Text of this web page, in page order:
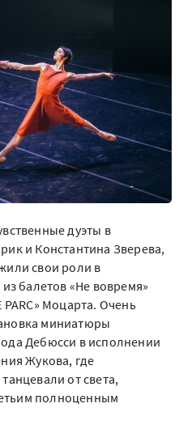
дуэты в
и Константина Зверева,
свои роли в
балетов «Не вовремя»
Моцарта. Очень
миниатюры
Дебюсси в исполнении
Жукова, где
от света,
полноценным